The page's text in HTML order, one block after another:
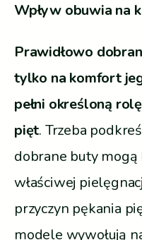
Wpływ obuwia na
Prawidłowo
tylko na komfort
pełni określoną
pięt. Trzeba
dobrane buty mogą
właściwej
przyczyn pękania
modele wywołują